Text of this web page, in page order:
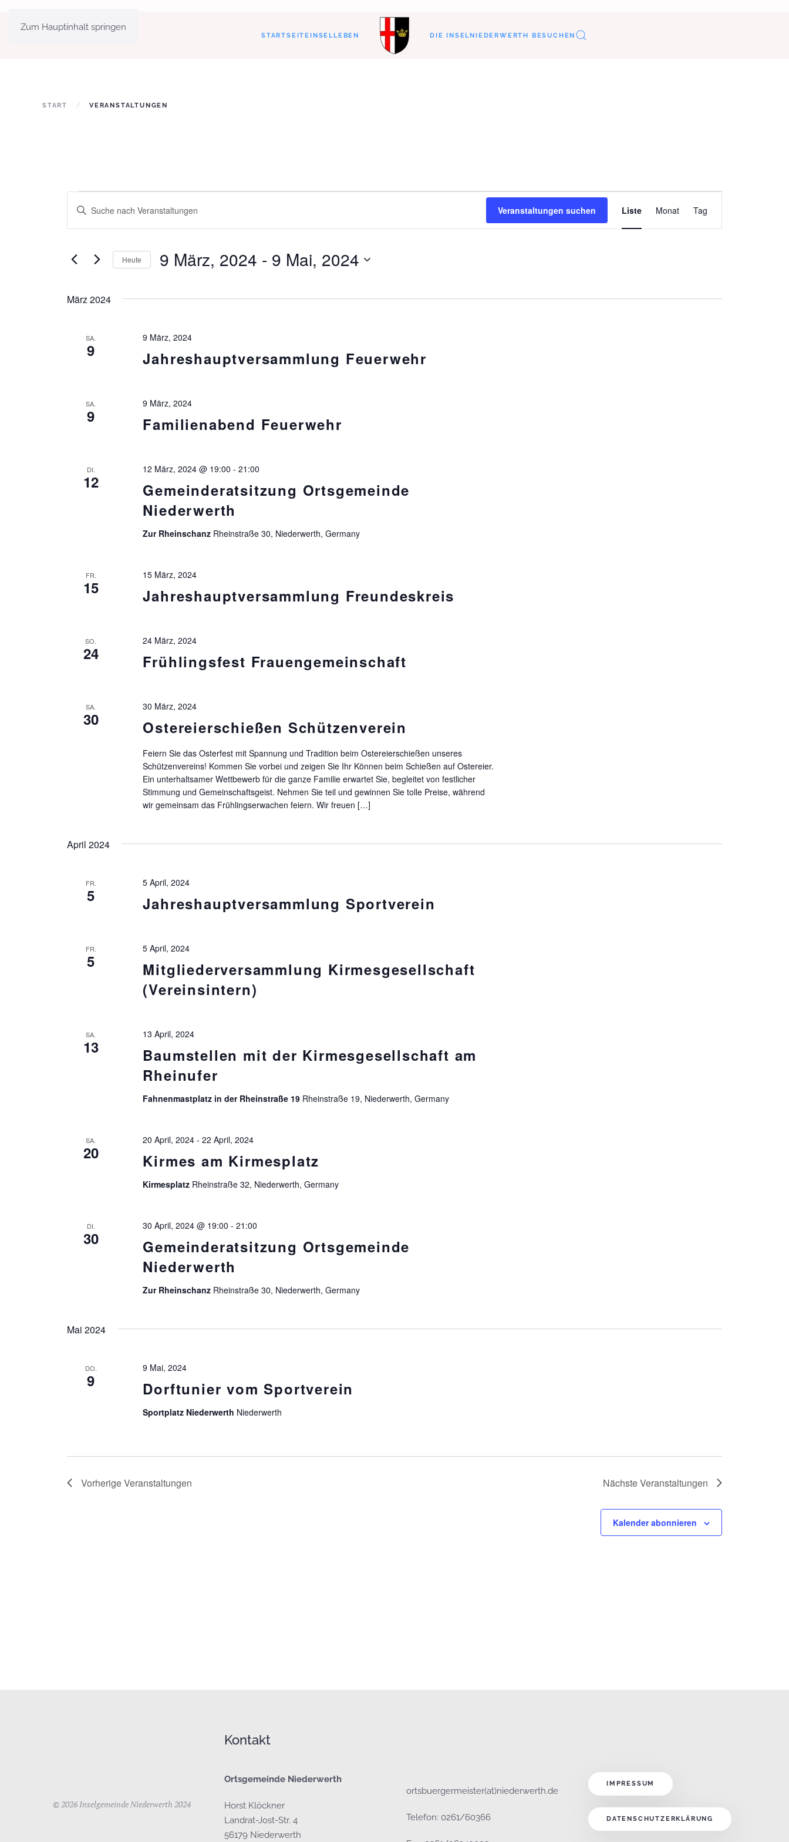
Zum Hauptinhalt springen
STARTSEITEINSELLEBEN DIE INSELNIEDERWERTH BESUCHEN
START VERANSTALTUNGEN
Veranstaltungen
Veranstaltungen
Such-
und
Ansichtennavigation
Geben
Schlüsselwort.
Suche
Veranstaltungen
Veranstaltungen suchen
Ansichten-
Liste Monat Tag
Heute 9 März, 2024 - 9 Mai, 2024
März 2024
SA.
9 Jahreshauptversammlung Feuerwehr
9 März, 2024
SA.
9 Familienabend Feuerwehr
9 März, 2024
DI.
12
Gemeinderatsitzung Ortsgemeinde
Niederwerth
12 März, 2024 @ 19:00 -21:00
Zur Rheinschanz Rheinstraße 30, Niederwerth, Germany
FR.
15 Jahreshauptversammlung Freundeskreis
15 März, 2024
SO.
24 Frühlingsfest Frauengemeinschaft
24 März, 2024
SA.
30 Ostereierschießen Schützenverein
30 März, 2024
Feiern Sie das Osterfest mit Spannung und Tradition beim Ostereierschießen unseres
Schützenvereins! Kommen Sie vorbei und zeigen Sie Ihr Können beim Schießen auf Ostereier.
Ein unterhaltsamer Wettbewerb für die ganze Familie erwartet Sie, begleitet von festlicher
Stimmung und Gemeinschaftsgeist. Nehmen Sie teil und gewinnen Sie tolle Preise, während
wir gemeinsam das Frühlingserwachen feiern. Wir freuen […]
April 2024
FR.
5 Jahreshauptversammlung Sportverein
5 April, 2024
FR.
5
Mitgliederversammlung Kirmesgesellschaft
(Vereinsintern)
5 April, 2024
SA.
13
Baumstellen mit der Kirmesgesellschaft am
Rheinufer
13 April, 2024
Fahnenmastplatz in der Rheinstraße 19 Rheinstraße 19, Niederwerth, Germany
SA.
20 Kirmes am Kirmesplatz
20 April, 2024 -22 April, 2024
Kirmesplatz Rheinstraße 32, Niederwerth, Germany
DI.
30
Gemeinderatsitzung Ortsgemeinde
Niederwerth
30 April, 2024 @ 19:00 -21:00
Zur Rheinschanz Rheinstraße 30, Niederwerth, Germany
Mai 2024
DO.
9 Dorftunier vom Sportverein
9 Mai, 2024
Sportplatz Niederwerth Niederwerth
VorherigeVeranstaltungen NächsteVeranstaltungen
Kalender abonnieren
Kontakt
©2026Inselgemeinde Niederwerth 2024
Ortsgemeinde Niederwerth
Horst Klöckner
Landrat-Jost-Str. 4
56179 Niederwerth
ortsbuergermeister(at)niederwerth.de
Telefon: 0261/60366
IMPRESSUM
DATENSCHUTZERKLÄRUNG